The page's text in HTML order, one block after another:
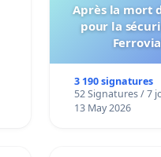
Après la mort
pour la
3 190 signatures
52 Signatures / 7
13 May 2026